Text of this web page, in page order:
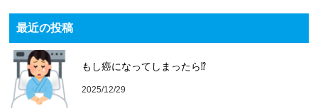
最近の投稿
もし癌になってしまったら⁉️
2025/12/29